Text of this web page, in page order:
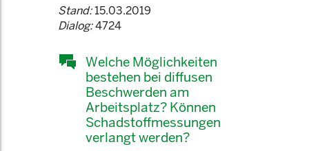
Stand:15.03.2019
Dialog:4724
Welche Möglichkeiten
bestehen bei diffusen
Beschwerden am
Arbeitsplatz? Können
Schadstoffmessungen
verlangt werden?